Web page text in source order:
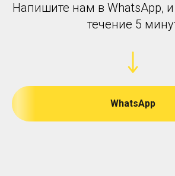
Напишите нам в WhatsApp,
течение 5
WhatsApp